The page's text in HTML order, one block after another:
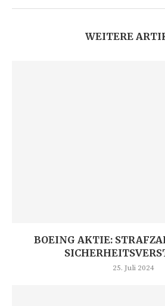
WEITERE
BOEING AKTIE:
25. Juli 2024